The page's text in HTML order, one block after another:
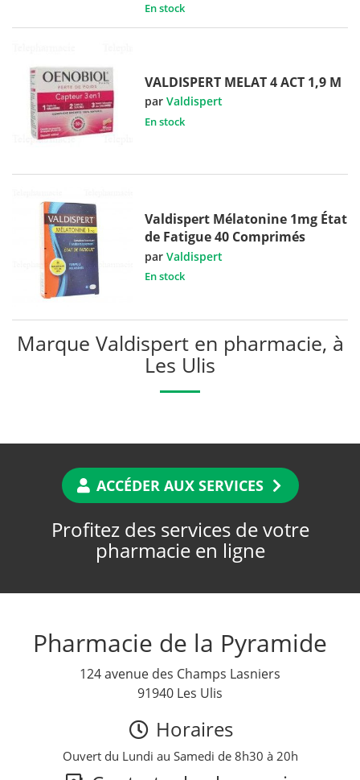
En stock
VALDISPERT MELAT 4 ACT 1,9 M
parValdispert
En stock
Valdispert Mélatonine 1mg État
de Fatigue 40 Comprimés
parValdispert
En stock
Marque Valdispert en pharmacie, à
Les Ulis
ACCÉDER AUX SERVICES
Profitez des services de votre
pharmacie en ligne
Pharmacie de la Pyramide
124 avenue des Champs Lasniers
91940 Les Ulis
Horaires
Ouvert du Lundi au Samedi de 8h30 à 20h